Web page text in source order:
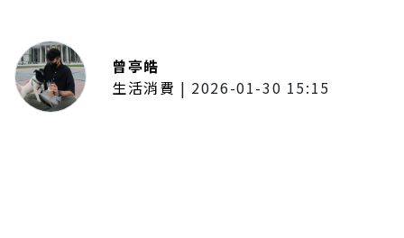
曾亭皓
生活消費 | 2026-01-30 15:15